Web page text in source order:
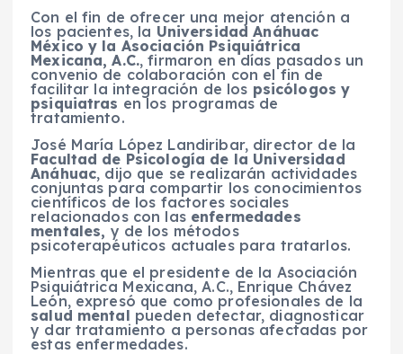
Con el fin de ofrecer una mejor atención a
los pacientes, la Universidad Anáhuac
México y la Asociación Psiquiátrica
Mexicana, A.C., firmaron en días pasados un
convenio de colaboración con el fin de
facilitar la integración de los psicólogos y
psiquiatras en los programas de
tratamiento.
José María López Landiribar, director de la
Facultad de Psicología de la Universidad
Anáhuac, dijo que se realizarán actividades
conjuntas para compartir los conocimientos
científicos de los factores sociales
relacionados con las enfermedades
mentales, y de los métodos
psicoterapéuticos actuales para tratarlos.
Mientras que el presidente de la Asociación
Psiquiátrica Mexicana, A.C., Enrique Chávez
León, expresó que como profesionales de la
salud mental pueden detectar, diagnosticar
y dar tratamiento a personas afectadas por
estas enfermedades.